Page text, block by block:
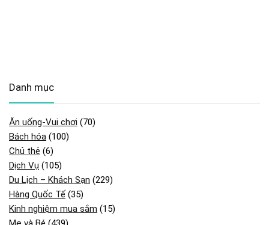
Danh mục
Ăn uống-Vui chơi (70)
Bách hóa (100)
Chủ thẻ (6)
Dịch Vụ (105)
Du Lịch – Khách Sạn (229)
Hàng Quốc Tế (35)
Kinh nghiệm mua sắm (15)